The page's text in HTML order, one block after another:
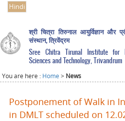
Hindi
श्री चित्रा तिरुनाल आयुर्विज्ञान और
संस्थान, त्रिवेंद्रम
Sree Chitra Tirunal Institute for
Sciences and Technology, Trivandrum
You are here : Home > News
Postponement of Walk in
in DMLT scheduled on